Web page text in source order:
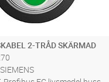
2-TRÅD SKÄRMAD
SIEMENS